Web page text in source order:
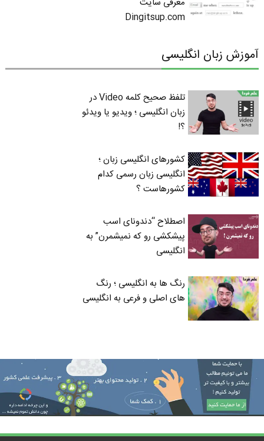
Dingitsup.com
آموزش زبان انگلیسی
تلفظ صحیح کلمه Video در
زبان انگلیسی ؛ ویدیو یا ویدئو
؟!
کشورهای انگلیسی زبان ؛
انگلیسی زبان رسمی کدام
کشورهاست ؟
اصطلاح “دندونای اسب
پیشکشی رو که نمیشمرن” به
انگلیسی
رنگ ها به انگلیسی ؛ رنگ
های اصلی و فرعی به انگلیسی